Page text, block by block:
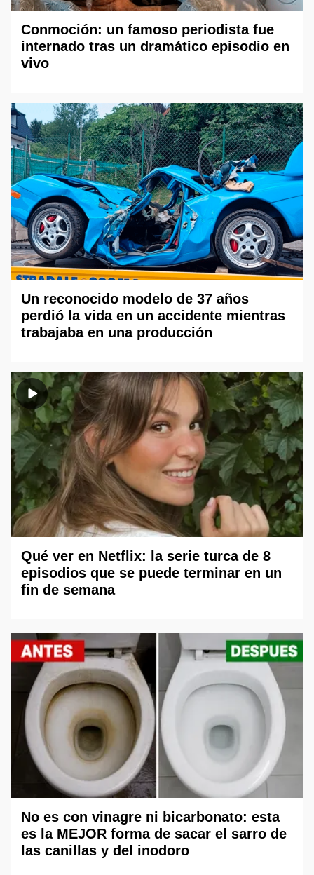
Conmoción: un famoso periodista fue
internado tras un dramático episodio en
vivo
Un reconocido modelo de 37 años
perdió la vida en un accidente mientras
trabajaba en una producción
Qué ver en Netflix: la serie turca de 8
episodios que se puede terminar en un
fin de semana
No es con vinagre ni bicarbonato: esta
es la MEJOR forma de sacar el sarro de
las canillas y del inodoro